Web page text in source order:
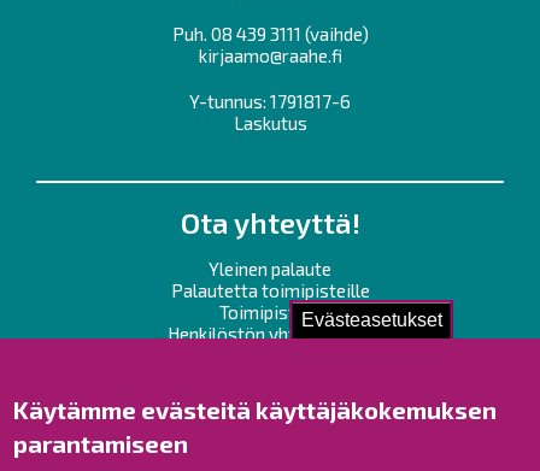
Evästeasetukset
Käytämme evästeitä käyttäjäkokemuksen
parantamiseen
Puh. 08 439 3111 (vaihde)
kirjaamo@raahe.fi
Y-tunnus: 1791817-6
Laskutus
Ota yhteyttä!
Yleinen palaute
Palautetta toimipisteille
Toimipisteet
Henkilöstön yhteystiedot
Raahe Facebookissa
Raahe Instagramissa